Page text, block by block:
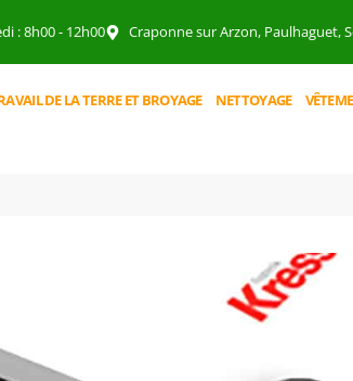
: 8h00 - 12h00 Craponne sur Arzon, Paulhaguet,
DE LA TERRE ET BROYAGE NETTOYAGE